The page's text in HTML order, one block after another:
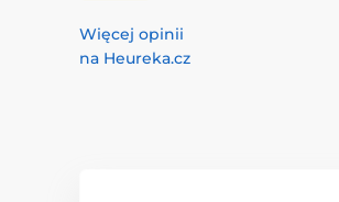
Więcej opinii
na Heureka.cz